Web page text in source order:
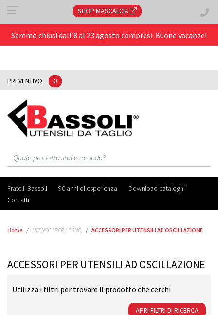
Saremo chiusi dall'8 al 23 agosto compresi. Buone vacanze!
PREVENTIVO 0
Fratelli Bassoli 90 anni di esperienza
Download cataloghi
Contatti
SHOP MASCALCIA
Home UTENSILI PER LEGNO ACCESSORI PER UTENSILI AD OSCILLAZIONE
ACCESSORI PER UTENSILI AD OSCILLAZIONE
Utilizza i filtri per trovare il prodotto che cerchi
APRI FILTRI DI RICERCA